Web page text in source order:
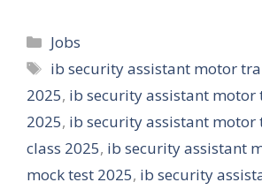
Categories
Jobs
Tags
ib security assistant motor
2025, ib security assistant
2025, ib security assistant motor
class 2025, ib security assistant
mock test 2025, ib security